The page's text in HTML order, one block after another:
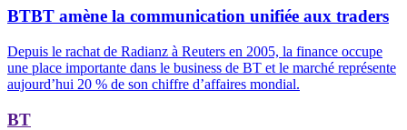
BTBT amène la communication unifiée aux traders
Depuis le rachat de Radianz à Reuters en 2005, la finance occupe
une place importante dans le business de BT et le marché représente
aujourd’hui 20 % de son chiffre d’affaires mondial.
BT